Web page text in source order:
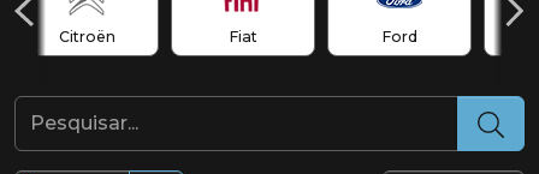
Citroën Fiat Ford